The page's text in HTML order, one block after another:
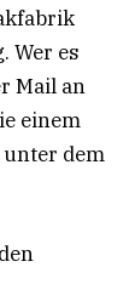
Wer es
Mail an
einem
dem